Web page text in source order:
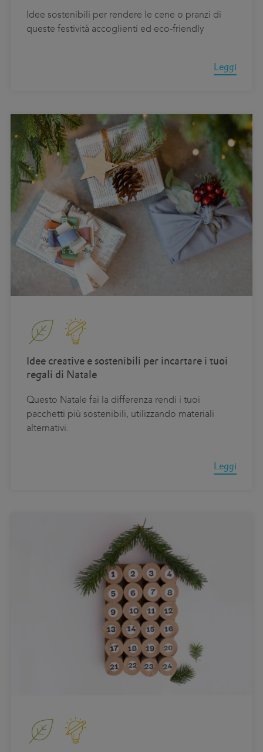
Idee sostenibili per rendere le cene o pranzi di
queste festività accoglienti ed eco-friendly
Leggi
Idee creative e sostenibili per incartare i tuoi
regali di Natale
Questo Natale fai la differenza rendi i tuoi
pacchetti più sostenibili, utilizzando materiali
alternativi.
Leggi